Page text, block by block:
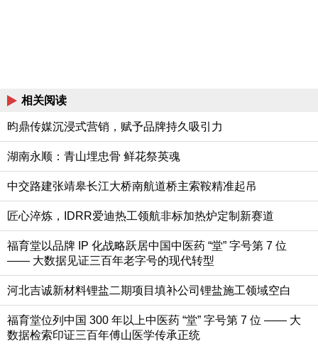
相关阅读
昀鼎传媒沉浸式营销，赋予品牌持久吸引力
湖南永顺：青山埋忠骨 鲜花祭英魂
中交路建张靖皋长江大桥南航道桥主索鞍精准起吊
匠心淬炼，IDRR爱迪热工领航非标加热炉定制新赛道
福育堂以品牌 IP 化战略跃居中国中医药 “堂” 字号第 7 位
—— 大数据见证三百年老字号的现代转型
河北吉诚新材料锂盐二期项目填补公司锂盐施工领域空白
福育堂位列中国 300 年以上中医药 “堂” 字号第 7 位 —— 大
数据检索印证三百年傅山医学传承正统